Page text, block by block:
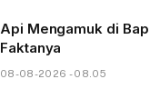
Api Mengamuk di
Faktanya
08-08-2026 - 08.05